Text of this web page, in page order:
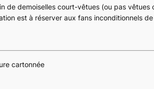
de demoiselles court-vêtues (ou pas
est à réserver aux fans inconditionnels
cartonnée